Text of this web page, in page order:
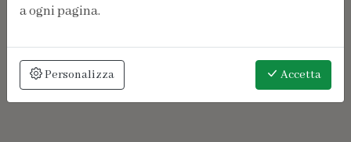
a ogni pagina.
Personalizza Accetta